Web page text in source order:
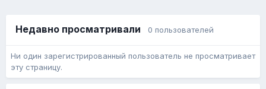
Недавно просматривали 0 пользователей
Ни один зарегистрированный пользователь не просматривает
эту страницу.